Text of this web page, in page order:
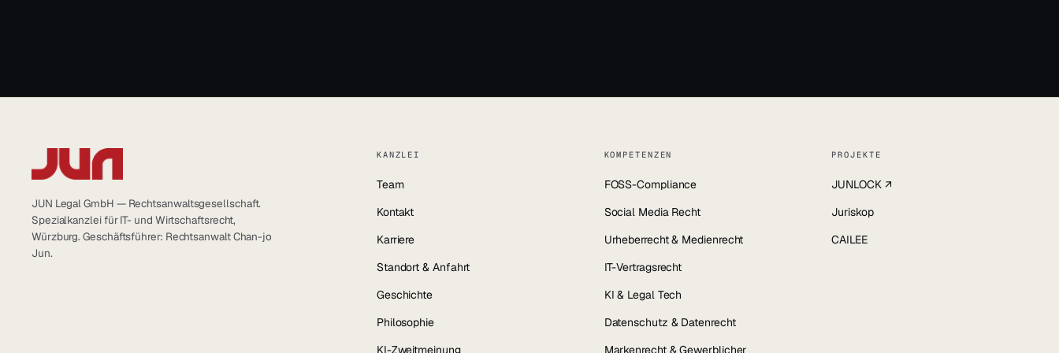
JUN Legal GmbH — Rechtsanwaltsgesellschaft.
Spezialkanzlei für IT- und Wirtschaftsrecht,
Würzburg. Geschäftsführer: Rechtsanwalt Chan-jo
Jun.
KANZLEI
Team
Kontakt
Karriere
Standort & Anfahrt
Geschichte
Philosophie
KI-Zweitmeinung
KOMPETENZEN
FOSS-Compliance
Social Media Recht
Urheberrecht & Medienrecht
IT-Vertragsrecht
KI & Legal Tech
Datenschutz & Datenrecht
Markenrecht & Gewerblicher
PROJEKTE
JUNLOCK ↗
Juriskop
CAILEE